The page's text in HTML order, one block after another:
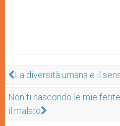
La diversità umana e il
Non ti nascondo le mie
il malato